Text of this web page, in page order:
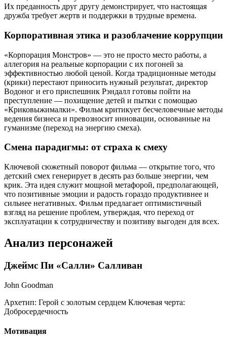
Их преданность друг другу демонстрирует, что настоящая
дружба требует жертв и поддержки в трудные времена.
Корпоративная этика и разоблачение коррупции
«Корпорация Монстров» — это не просто место работы, а
аллегория на реальные корпорации с их погоней за
эффективностью любой ценой. Когда традиционные методы
(крики) перестают приносить нужный результат, директор
Водоног и его приспешник Рэндалл готовы пойти на
преступление — похищение детей и пытки с помощью
«Криковыжималки». Фильм критикует бесчеловечные методы
ведения бизнеса и превозносит инновации, основанные на
гуманизме (переход на энергию смеха).
Смена парадигмы: от страха к смеху
Ключевой сюжетный поворот фильма — открытие того, что
детский смех генерирует в десять раз больше энергии, чем
крик. Эта идея служит мощной метафорой, предполагающей,
что позитивные эмоции и радость гораздо продуктивнее и
сильнее негативных. Фильм предлагает оптимистичный
взгляд на решение проблем, утверждая, что переход от
эксплуатации к сотрудничеству и позитиву выгоден для всех.
Анализ персонажей
Джеймс Пи «Салли» Салливан
John Goodman
Архетип: Герой с золотым сердцем Ключевая черта:
Добросердечность
Мотивация